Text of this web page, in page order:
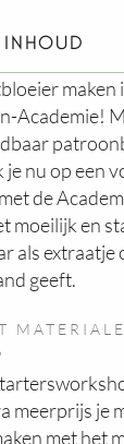
INHOUD
maken
Academie!
nu op een
de
moeilijk en
als extraatje
geeft.
meerprijs je
met het